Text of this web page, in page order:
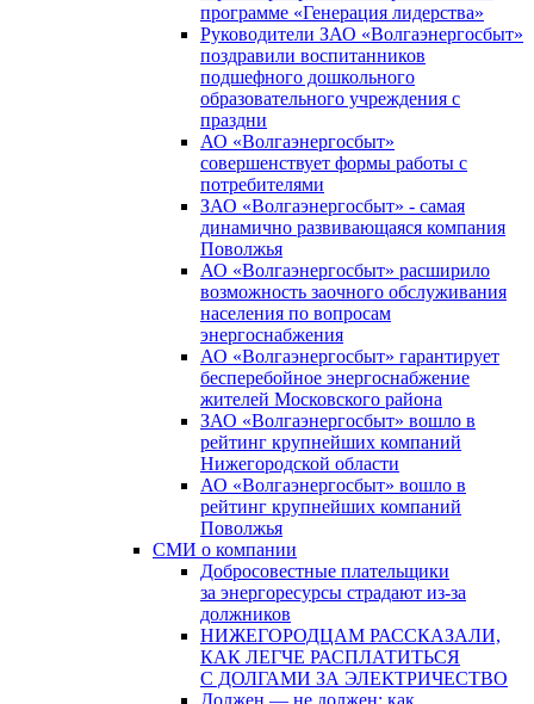
программе «Генерация лидерства»
Руководители ЗАО «Волгаэнергосбыт»
поздравили воспитанников
подшефного дошкольного
образовательного учреждения с
праздни
АО «Волгаэнергосбыт»
совершенствует формы работы с
потребителями
ЗАО «Волгаэнергосбыт» - самая
динамично развивающаяся компания
Поволжья
АО «Волгаэнергосбыт» расширило
возможность заочного обслуживания
населения по вопросам
энергоснабжения
АО «Волгаэнергосбыт» гарантирует
бесперебойное энергоснабжение
жителей Московского района
ЗАО «Волгаэнергосбыт» вошло в
рейтинг крупнейших компаний
Нижегородской области
АО «Волгаэнергосбыт» вошло в
рейтинг крупнейших компаний
Поволжья
СМИ о компании
Добросовестные плательщики
за энергоресурсы страдают из-за
должников
НИЖЕГОРОДЦАМ РАССКАЗАЛИ,
КАК ЛЕГЧЕ РАСПЛАТИТЬСЯ
С ДОЛГАМИ ЗА ЭЛЕКТРИЧЕСТВО